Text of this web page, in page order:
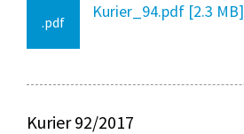
.pdf
Kurier_94.pdf [2.3 MB]
Kurier 92/2017